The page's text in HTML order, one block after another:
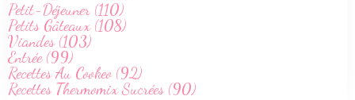
Petit-Déjeuner (110)
Petits Gâteaux (108)
Viandes (103)
Entrée (99)
Recettes Au Cookeo (92)
Recettes Thermomix Sucrées (90)